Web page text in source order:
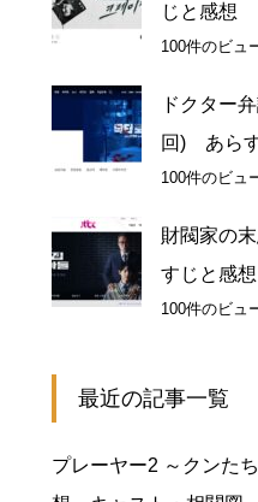
じと感想
100件のビュ
ドクター
回) あら
100件のビュ
財閥家の
すじと感想
100件のビュ
最近の記事一覧
プレーヤー2 ～クンた